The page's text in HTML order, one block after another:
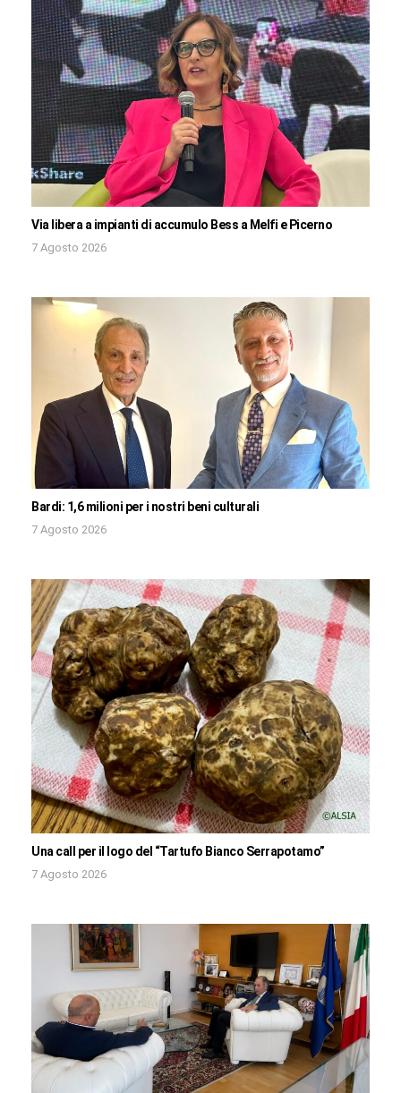
Via libera a impianti di accumulo Bess a Melfi e Picerno
7 Agosto 2026
Bardi: 1,6 milioni per i nostri beni culturali
7 Agosto 2026
Una call per il logo del “Tartufo Bianco Serrapotamo”
7 Agosto 2026